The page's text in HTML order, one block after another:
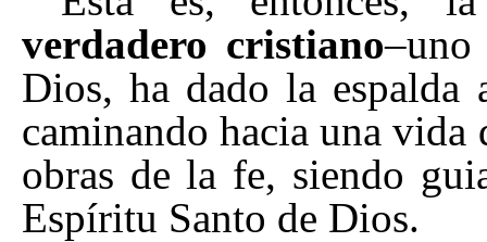
verdadero cristiano–uno
Dios, ha dado la espalda
caminando hacia una vida
obras de la fe, siendo
Espíritu Santo de Dios.